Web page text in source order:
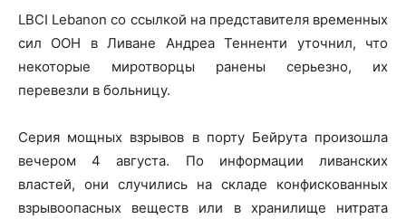
LBCI Lebanon со ссылкой на представителя временных
сил ООН в Ливане Андреа Тенненти уточнил, что
некоторые миротворцы ранены серьезно, их
перевезли в больницу.
Серия мощных взрывов в порту Бейрута произошла
вечером 4 августа. По информации ливанских
властей, они случились на складе конфискованных
взрывоопасных веществ или в хранилище нитрата